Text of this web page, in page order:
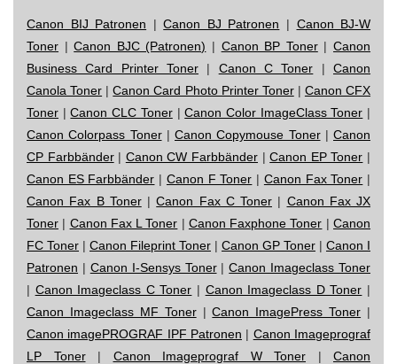
Canon BIJ Patronen |Canon BJ Patronen | Canon BJ-W
Toner |Canon BJC (Patronen) | Canon BP Toner|Canon
Business Card Printer Toner | Canon C Toner |Canon
Canola Toner |Canon Card Photo Printer Toner| Canon CFX
Toner |Canon CLC Toner|Canon Color ImageClass Toner |
Canon Colorpass Toner| Canon Copymouse Toner| Canon
CP Farbbänder| Canon CW Farbbänder |Canon EP Toner |
Canon ES Farbbänder | Canon F Toner | Canon Fax Toner |
Canon Fax B Toner|Canon Fax C Toner | Canon Fax JX
Toner | Canon Fax L Toner | Canon Faxphone Toner |Canon
FC Toner | Canon Fileprint Toner | Canon GP Toner | Canon I
Patronen | Canon I-Sensys Toner|Canon Imageclass Toner
| Canon Imageclass C Toner | Canon Imageclass D Toner |
Canon Imageclass MF Toner|Canon ImagePress Toner |
Canon imagePROGRAF IPF Patronen | Canon Imageprograf
LP Toner| Canon Imageprograf W Toner | Canon